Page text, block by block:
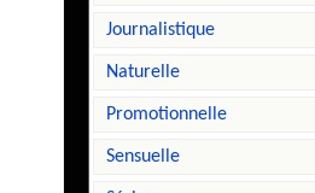
journalistique
naturelle
promotionnelle
sensuelle